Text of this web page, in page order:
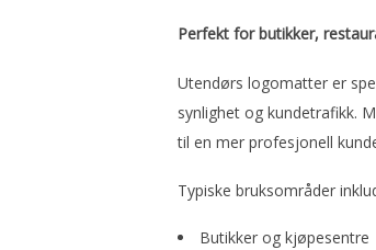
Perfekt for butikker,
Utendørs logomatter er
synlighet og kundetrafikk.
til en mer profesjonell
Typiske bruksområder
Butikker og kjøpesentre